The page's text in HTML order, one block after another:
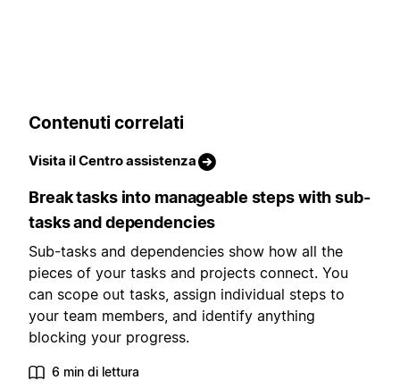
Contenuti correlati
Visita il Centro assistenza
Break tasks into manageable steps with sub-
tasks and dependencies
Sub-tasks and dependencies show how all the
pieces of your tasks and projects connect. You
can scope out tasks, assign individual steps to
your team members, and identify anything
blocking your progress.
6 min di lettura